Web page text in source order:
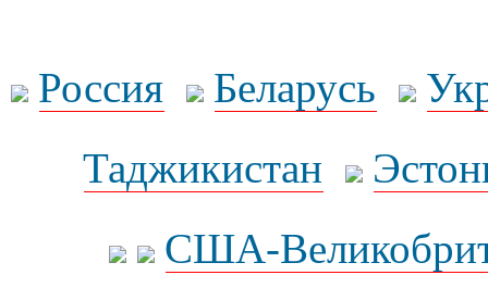
Россия Беларусь
Таджикистан
США-